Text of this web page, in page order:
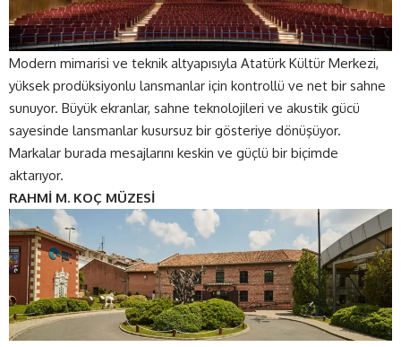
Modern mimarisi ve teknik altyapısıyla Atatürk Kültür Merkezi,
yüksek prodüksiyonlu lansmanlar için kontrollü ve net bir sahne
sunuyor. Büyük ekranlar, sahne teknolojileri ve akustik gücü
sayesinde lansmanlar kusursuz bir gösteriye dönüşüyor.
Markalar burada mesajlarını keskin ve güçlü bir biçimde
aktarıyor.
RAHMİ M. KOÇ MÜZESİ